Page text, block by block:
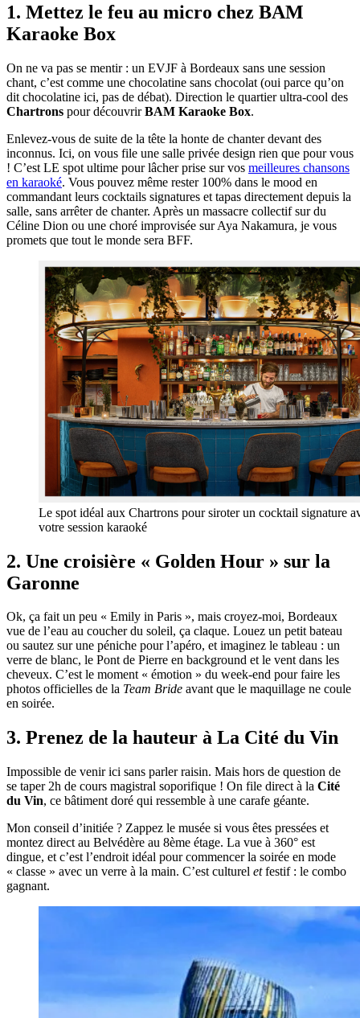
1. Mettez le feu au micro chez BAM
Karaoke Box
On ne va pas se mentir : un EVJF à Bordeaux sans une session
chant, c’est comme une chocolatine sans chocolat (oui parce qu’on
dit chocolatine ici, pas de débat). Direction le quartier ultra-cool des
Chartrons pour découvrirBAM Karaoke Box.
Enlevez-vous de suite de la tête la honte de chanter devant des
inconnus. Ici, on vous file une salle privée design rien que pour vous
! C’est LE spot ultime pour lâcher prise sur vos meilleures chansons
en karaoké. Vous pouvez même rester 100% dans le mood en
commandant leurs cocktails signatures et tapas directement depuis la
salle, sans arrêter de chanter. Après un massacre collectif sur du
Céline Dion ou une choré improvisée sur Aya Nakamura, je vous
promets que tout le monde sera BFF.
Le spot idéal aux Chartrons pour siroter un cocktail signature
votre session karaoké
2. Une croisière « Golden Hour » sur la
Garonne
Ok, ça fait un peu « Emily in Paris », mais croyez-moi, Bordeaux
vue de l’eau au coucher du soleil, ça claque. Louez un petit bateau
ou sautez sur une péniche pour l’apéro, et imaginez le tableau : un
verre de blanc, le Pont de Pierre en background et le vent dans les
cheveux. C’est le moment « émotion » du week-end pour faire les
photos officielles de la Team Bride avant que le maquillage ne coule
en soirée.
3. Prenez de la hauteur à La Cité du Vin
Impossible de venir ici sans parler raisin. Mais hors de question de
se taper 2h de cours magistral soporifique ! On file direct à la Cité
du Vin, ce bâtiment doré qui ressemble à une carafe géante.
Mon conseil d’initiée ? Zappez le musée si vous êtes pressées et
montez direct au Belvédère au 8ème étage. La vue à 360° est
dingue, et c’est l’endroit idéal pour commencer la soirée en mode
« classe » avec un verre à la main. C’est culturel etfestif : le combo
gagnant.